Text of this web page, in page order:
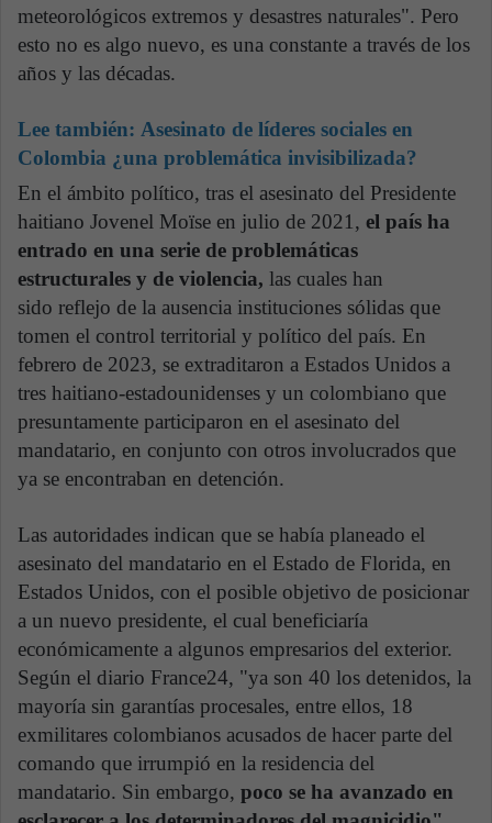
meteorológicos extremos y desastres naturales". Pero
esto no es algo nuevo, es una constante a través de los
años y las décadas.
Lee también: Asesinato de líderes sociales en
Colombia ¿una problemática invisibilizada?
En el ámbito político, tras el asesinato del Presidente
haitiano Jovenel Moïse en julio de 2021, el país ha
entrado en una serie de problemáticas
estructurales y de violencia, las cuales han
sido reflejo de la ausencia instituciones sólidas que
tomen el control territorial y político del país. En
febrero de 2023, se extraditaron a Estados Unidos a
tres haitiano-estadounidenses y un colombiano que
presuntamente participaron en el asesinato del
mandatario, en conjunto con otros involucrados que
ya se encontraban en detención.
Las autoridades indican que se había planeado el
asesinato del mandatario en el Estado de Florida, en
Estados Unidos, con el posible objetivo de posicionar
a un nuevo presidente, el cual beneficiaría
económicamente a algunos empresarios del exterior.
Según el diario France24, "ya son 40 los detenidos, la
mayoría sin garantías procesales, entre ellos, 18
exmilitares colombianos acusados de hacer parte del
comando que irrumpió en la residencia del
mandatario. Sin embargo, poco se ha avanzado en